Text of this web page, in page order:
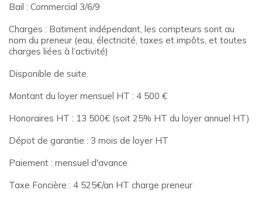
Bail : Commercial 3/6/9
Charges : Batiment indépendant, les compteurs sont au
nom du preneur (eau, électricité, taxes et impôts, et toutes
charges liées à l’activité)
Disponible de suite.
Montant du loyer mensuel HT : 4 500 €
Honoraires HT : 13 500€ (soit 25% HT du loyer annuel HT)
Dépot de garantie : 3 mois de loyer HT
Paiement : mensuel d'avance
Taxe Foncière : 4 525€/an HT charge preneur